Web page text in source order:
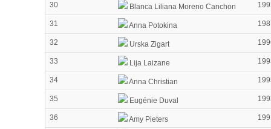
30 Blanca Liliana Moreno Canchon
31 Anna Potokina
32 Urska Zigart
33 Lija Laizane
34 Anna Christian
35 Eugénie Duval
36 Amy Pieters